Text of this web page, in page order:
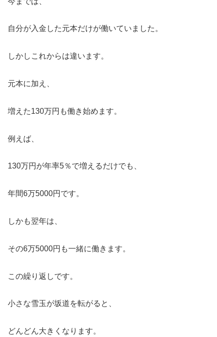
自分が入金した元本だけが働いていました。
しかしこれからは違います。
元本に加え、
増えた130万円も働き始めます。
例えば、
130万円が年率5％で増えるだけでも、
年間6万5000円です。
しかも翌年は、
その6万5000円も一緒に働きます。
この繰り返しです。
小さな雪玉が坂道を転がると、
どんどん大きくなります。